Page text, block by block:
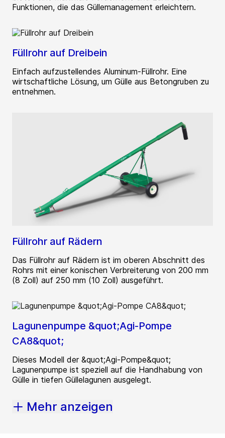
Funktionen, die das Güllemanagement erleichtern.
Füllrohr auf Dreibein
Einfach aufzustellendes Aluminum-Füllrohr. Eine
wirtschaftliche Lösung, um Gülle aus Betongruben zu
entnehmen.
Füllrohr auf Rädern
Das Füllrohr auf Rädern ist im oberen Abschnitt des
Rohrs mit einer konischen Verbreiterung von 200 mm
(8 Zoll) auf 250 mm (10 Zoll) ausgeführt.
Lagunenpumpe &quot;Agi-Pompe
CA8&quot;
Dieses Modell der &quot;Agi-Pompe&quot;
Lagunenpumpe ist speziell auf die Handhabung von
Gülle in tiefen Güllelagunen ausgelegt.
Mehr anzeigen